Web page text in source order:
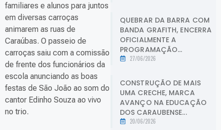
familiares e alunos para juntos
em diversas carroças
animarem as ruas de
Caraúbas. O passeio de
carroças saiu com a comissão
de frente dos funcionários da
escola anunciando as boas
festas de São João ao som do
cantor Edinho Souza ao vivo
no trio.
QUEBRAR DA BARRA COM
BANDA GRAFITH, ENCERRA
OFICIALMENTE A
PROGRAMAÇÃO...
27/06/2026
CONSTRUÇÃO DE MAIS
UMA CRECHE, MARCA
AVANÇO NA EDUCAÇÃO
DOS CARAUBENSE...
20/06/2026